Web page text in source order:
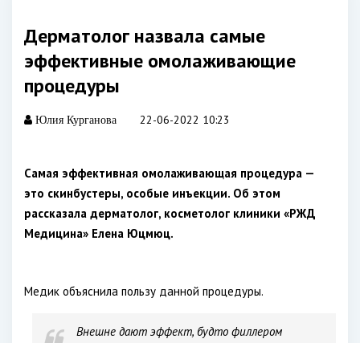
Дерматолог назвала самые
эффективные омолаживающие
процедуры
Юлия Курганова 22-06-2022 10:23
Самая эффективная омолаживающая процедура —
это скинбустеры, особые инъекции. Об этом
рассказала дерматолог, косметолог клиники «РЖД
Медицина» Елена Юцмюц.
Медик объяснила пользу данной процедуры.
Внешне дают эффект, будто филлером